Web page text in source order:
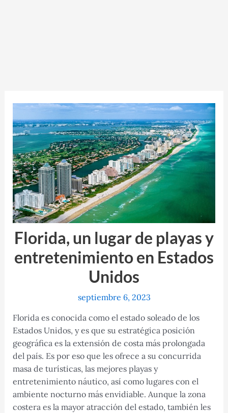
Florida, un lugar de playas y
entretenimiento en Estados
Unidos
septiembre 6, 2023
Florida es conocida como el estado soleado de los
Estados Unidos, y es que su estratégica posición
geográfica es la extensión de costa más prolongada
del país. Es por eso que les ofrece a su concurrida
masa de turísticas, las mejores playas y
entretenimiento náutico, así como lugares con el
ambiente nocturno más envidiable. Aunque la zona
costera es la mayor atracción del estado, también les